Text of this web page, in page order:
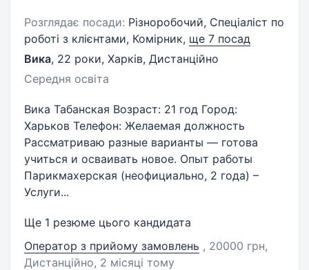
Розглядає посади: Різноробочий, Спеціаліст по
роботі з клієнтами, Комірник, ще 7 посад
Вика, 22 роки, Харків, Дистанційно
Середня освіта
Вика Табанская Возраст: 21 год Город:
Харьков Телефон: Желаемая должность
Рассматриваю разные варианты — готова
учиться и осваивать новое. Опыт работы
Парикмахерская (неофициально, 2 года) –
Услуги...
Ще 1 резюме цього кандидата
Оператор з прийому замовлень , 20000 грн,
Дистанційно, 2 місяці тому